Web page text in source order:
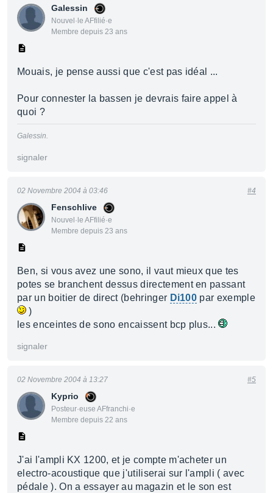
Galessin
Nouvel·le AFfilié·e
Membre depuis 23 ans
Mouais, je pense aussi que c'est pas idéal ...
Pour connester la bassen je devrais faire appel à
quoi ?
Galessin.
signaler
Fenschlive
Nouvel·le AFfilié·e
Membre depuis 23 ans
02 Novembre 2004 à 03:46 #4
Ben, si vous avez une sono, il vaut mieux que tes
potes se branchent dessus directement en passant
par un boitier de direct (behringer Di100 par exemple
)
les enceintes de sono encaissent bcp plus...
signaler
Kyprio
Posteur·euse AFfranchi·e
Membre depuis 22 ans
02 Novembre 2004 à 13:27 #5
J'ai l'ampli KX 1200, et je compte m'acheter un
electro-acoustique que j'utiliserai sur l'ampli ( avec
pédale ). On a essayer au magazin et le son est